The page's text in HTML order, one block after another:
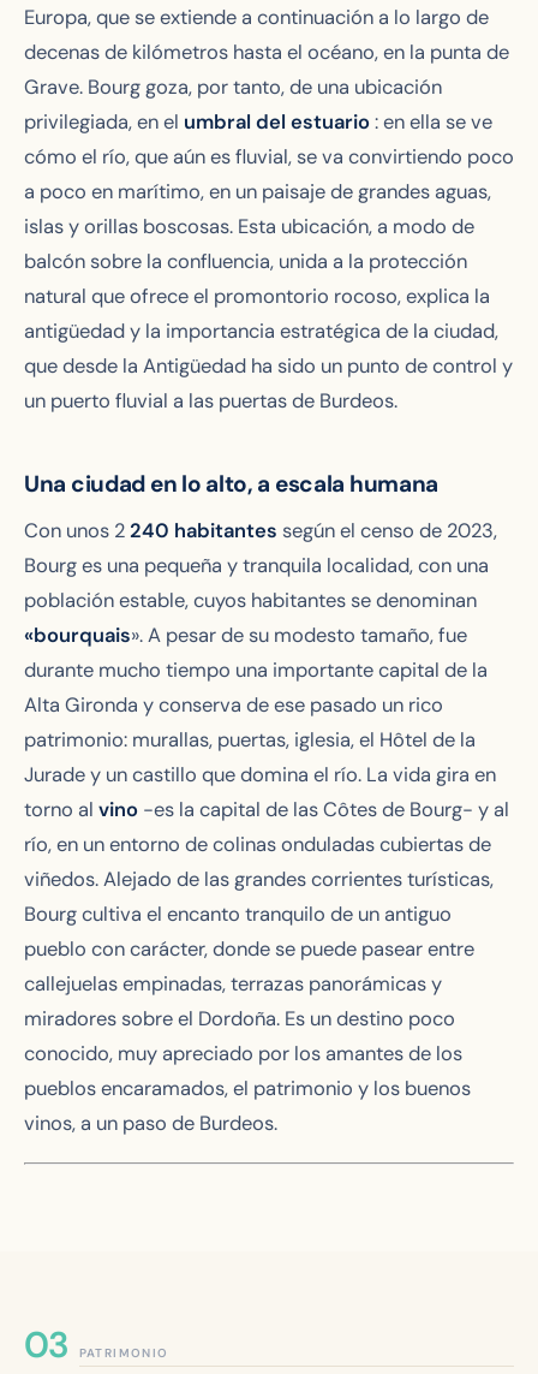
Europa, que se extiende a continuación a lo largo de
decenas de kilómetros hasta el océano, en la punta de
Grave. Bourg goza, por tanto, de una ubicación
privilegiada, en el umbral del estuario: en ella se ve
cómo el río, que aún es fluvial, se va convirtiendo poco
a poco en marítimo, en un paisaje de grandes aguas,
islas y orillas boscosas. Esta ubicación, a modo de
balcón sobre la confluencia, unida a la protección
natural que ofrece el promontorio rocoso, explica la
antigüedad y la importancia estratégica de la ciudad,
que desde la Antigüedad ha sido un punto de control y
un puerto fluvial a las puertas de Burdeos.
Una ciudad en lo alto, a escala humana
Con unos 2240 habitantes según el censo de 2023,
Bourg es una pequeña y tranquila localidad, con una
población estable, cuyos habitantes se denominan
«bourquais». A pesar de su modesto tamaño, fue
durante mucho tiempo una importante capital de la
Alta Gironda y conserva de ese pasado un rico
patrimonio: murallas, puertas, iglesia, el Hôtel de la
Jurade y un castillo que domina el río. La vida gira en
torno al vino -es la capital de las Côtes de Bourg- y al
río, en un entorno de colinas onduladas cubiertas de
viñedos. Alejado de las grandes corrientes turísticas,
Bourg cultiva el encanto tranquilo de un antiguo
pueblo con carácter, donde se puede pasear entre
callejuelas empinadas, terrazas panorámicas y
miradores sobre el Dordoña. Es un destino poco
conocido, muy apreciado por los amantes de los
pueblos encaramados, el patrimonio y los buenos
vinos, a un paso de Burdeos.
PATRIMONIO